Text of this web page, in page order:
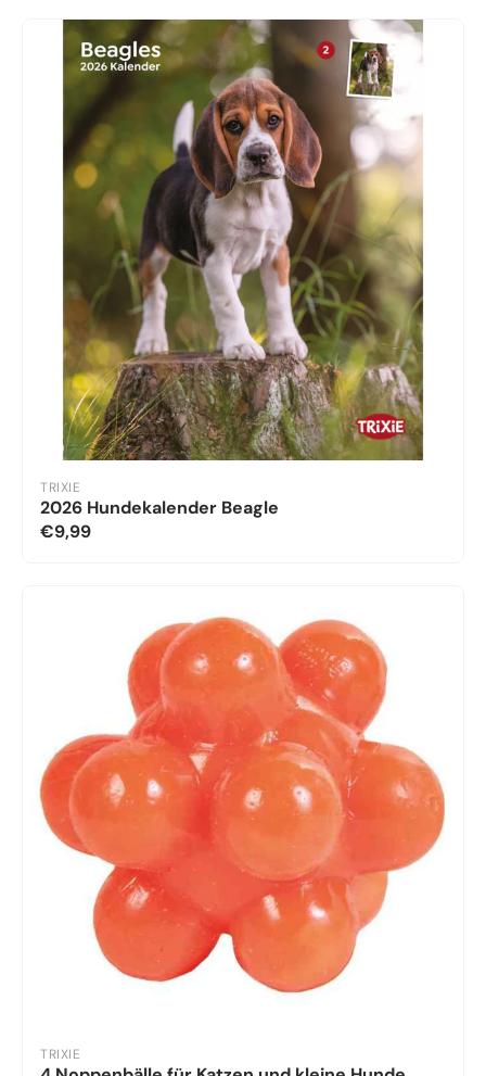
TRIXIE
2026 Hundekalender Beagle
€9,99
TRIXIE